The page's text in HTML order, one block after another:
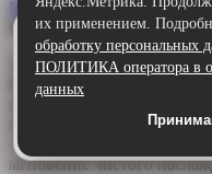
Выбрать
Описание:
Торт «Прага» —
Воздушный бисквит,
нежный сливочно-
создавая идеальную
мгновение чистого
Удобнее в
Скачайте
чем через сайт.
их применением.
обработку персональных
ПОЛИТИКА оператора в
данных